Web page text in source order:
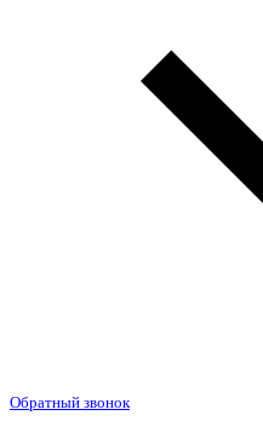
Обратный звонок